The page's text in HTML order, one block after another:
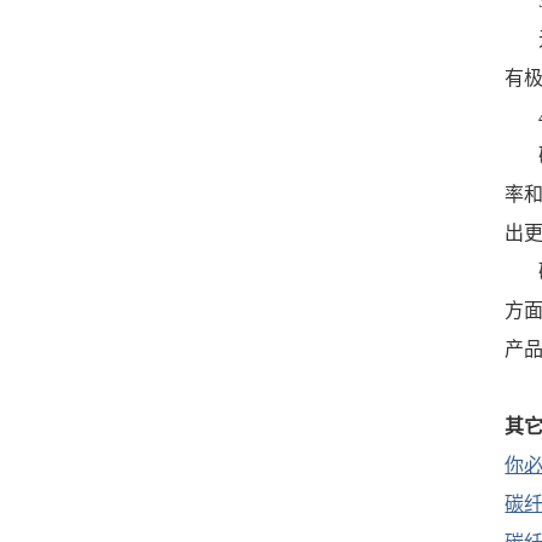
有
率
出
方
产
其
你
碳